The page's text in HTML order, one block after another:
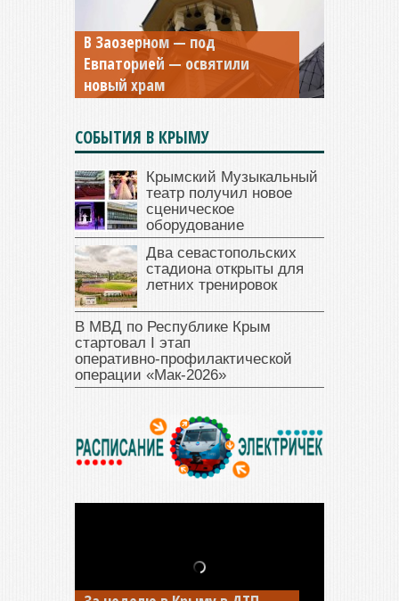
В Заозерном — под
Евпаторией — освятили
новый храм
Мужской монастырь Косьмы
и Дамиана в Крыму вновь
открыт для посещения
СОБЫТИЯ В КРЫМУ
Крымский Музыкальный
театр получил новое
сценическое
оборудование
Два севастопольских
стадиона открыты для
летних тренировок
В МВД по Республике Крым
стартовал I этап
оперативно‑профилактической
операции «Мак‑2026»